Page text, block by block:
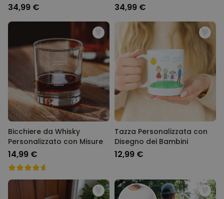
34,99 € 34,99 €
Bicchiere da Whisky
Personalizzato con Misure
14,99 €
Tazza Personalizzata con
Disegno dei Bambini
12,99 €